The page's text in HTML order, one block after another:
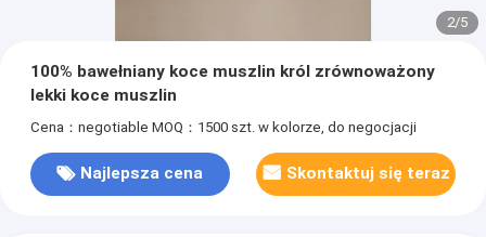
2/5
100% bawełniany koce muszlin król zrównoważony
lekki koce muszlin
Cena：negotiable MOQ：1500 szt. w kolorze, do negocjacji
Najlepsza cena Skontaktuj się teraz